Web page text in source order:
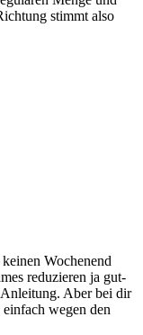
stimmt also
Wochenend
reduzieren ja gut-
Aber bei dir
wegen den